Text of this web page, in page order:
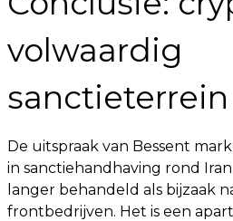
volwaardig
sanctieterrein
De uitspraak van Bessent
in sanctiehandhaving rond
langer behandeld als bijzaak
frontbedrijven. Het is een